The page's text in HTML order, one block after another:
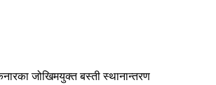
जोखिमयुक्त बस्ती स्थानान्तरण